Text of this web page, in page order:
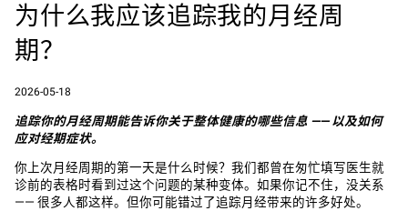
为什么我应该追踪我的月经周
期？‌
2026-05-18
追踪你的月经周期能告诉你关于整体健康的哪些信息 —— 以及如何
应对经期症状。
你上次月经周期的第一天是什么时候？我们都曾在匆忙填写医生就
诊前的表格时看到过这个问题的某种变体。如果你记不住，没关系
—— 很多人都这样。但你可能错过了追踪月经带来的许多好处。